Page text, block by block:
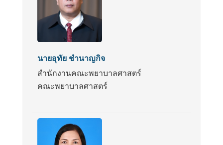
นายอุทัย ชำนาญกิจ
สำนักงานคณะพยาบาลศาสตร์
คณะพยาบาลศาสตร์